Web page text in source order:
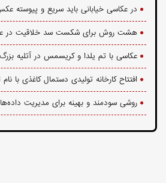
در عکاسی خیابانی باید سریع و پیوسته
هشت روش برای شکست سد خلاقیت در
عکاسی با تم یلدا و کریسمس در آتلیه
افتتاح کارخانه تولیدی دستمال کاغذی با
روشی سودمند و بهینه برای مدیریت